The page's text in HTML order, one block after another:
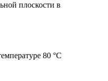
плоскости в
80 °C